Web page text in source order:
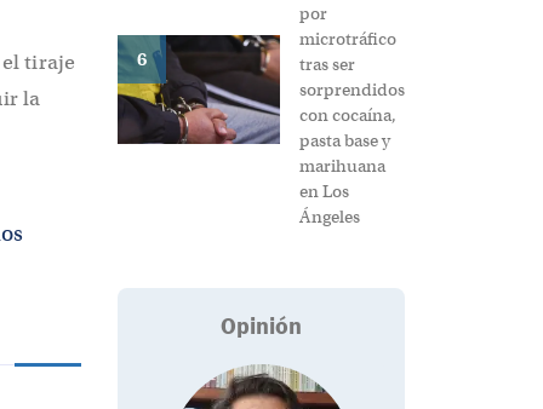
tiraje
la
6
por
microtráfico
tras ser
sorprendidos
con cocaína,
pasta base y
marihuana
en Los
Ángeles
Opinión